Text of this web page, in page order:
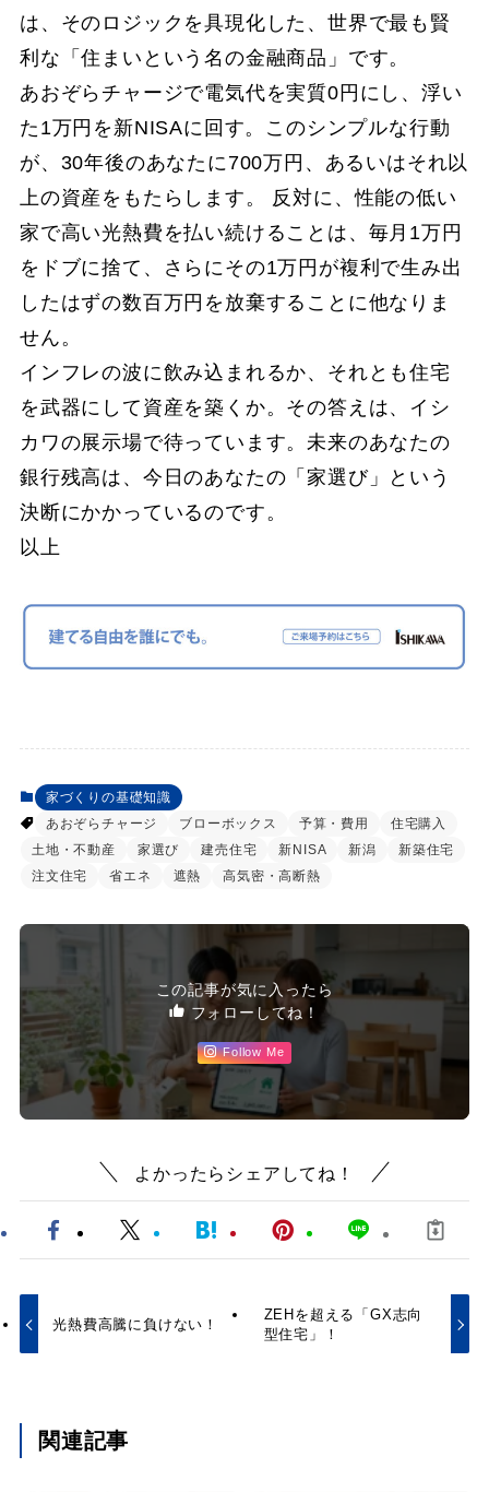
は、そのロジックを具現化した、世界で最も賢
利な「住まいという名の金融商品」です。
あおぞらチャージで電気代を実質0円にし、浮い
た1万円を新NISAに回す。このシンプルな行動
が、30年後のあなたに700万円、あるいはそれ以
上の資産をもたらします。 反対に、性能の低い
家で高い光熱費を払い続けることは、毎月1万円
をドブに捨て、さらにその1万円が複利で生み出
したはずの数百万円を放棄することに他なりま
せん。
インフレの波に飲み込まれるか、それとも住宅
を武器にして資産を築くか。その答えは、イシ
カワの展示場で待っています。未来のあなたの
銀行残高は、今日のあなたの「家選び」という
決断にかかっているのです。
以上
家づくりの基礎知識
あおぞらチャージ
ブローボックス 予算・費用
住宅購入
土地・不動産
家選び 建売住宅 新NISA 新潟
新築住宅
注文住宅
省エネ 遮熱 高気密・高断熱
この記事が気に入ったら
フォローしてね！
Follow Me
よかったらシェアしてね！
光熱費高騰に負けない！
ZEHを超える「GX志向
型住宅」！
関連記事